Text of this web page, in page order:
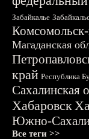
Забайкалье
Магаданская
край Республика
Сахалинская
Хабаровск
Южно-
Все теги >>